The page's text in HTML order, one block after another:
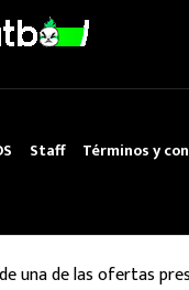
Staff Términos y
una de las ofertas